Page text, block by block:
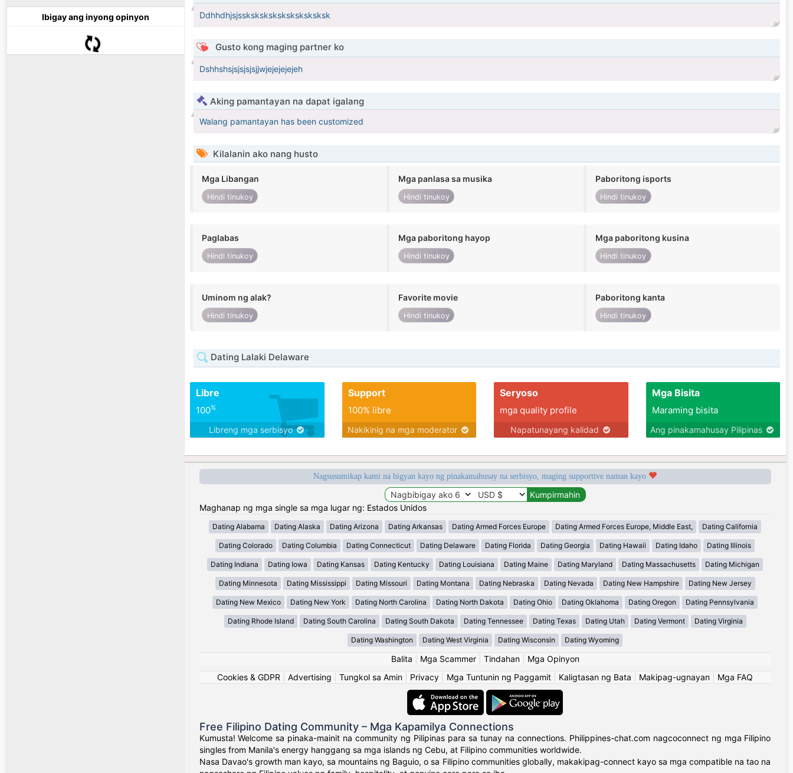
Ibigay ang inyong opinyon Ddhhdhjsjssksksksksksksksksksk
Gusto kong maging partner ko
Dshhshsjsjsjsjsjjwjejejejejeh
Aking pamantayan na dapat igalang
Walang pamantayan has been customized
Kilalanin ako nang husto
Mga Libangan
Hindi tinukoy
Mga panlasa sa musika
Hindi tinukoy
Paboritong isports
Hindi tinukoy
Paglabas
Hindi tinukoy
Mga paboritong hayop
Hindi tinukoy
Mga paboritong kusina
Hindi tinukoy
Uminom ng alak?
Hindi tinukoy
Favorite movie
Hindi tinukoy
Paboritong kanta
Hindi tinukoy
Dating Lalaki Delaware
Libre
100%
Libreng mga serbisyo
Support
100% libre
Nakikinig na mga moderator
Seryoso
mga quality profile
Napatunayang kalidad
Mga Bisita
Maraming bisita
Ang pinakamahusay Pilipinas
Nagsusumikap kami na bigyan kayo ng pinakamahusay na serbisyo, maging supportive naman kayo
Maghanap ng mga single sa mga lugar ng: Estados Unidos
Dating Alabama Dating Alaska Dating Arizona Dating Arkansas Dating Armed Forces Europe Dating Armed Forces Europe, Middle East, Dating California
Dating Colorado Dating Columbia Dating Connecticut Dating Delaware Dating Florida Dating Georgia Dating Hawaii Dating Idaho Dating Illinois
Dating Indiana Dating Iowa Dating Kansas Dating Kentucky Dating Louisiana Dating Maine Dating Maryland Dating Massachusetts Dating Michigan
Dating Minnesota Dating Mississippi Dating Missouri Dating Montana Dating Nebraska Dating Nevada Dating New Hampshire Dating New Jersey
Dating New Mexico Dating New York Dating North Carolina Dating North Dakota Dating Ohio Dating Oklahoma Dating Oregon Dating Pennsylvania
Dating Rhode Island Dating South Carolina Dating South Dakota Dating Tennessee Dating Texas Dating Utah Dating Vermont Dating Virginia
Dating Washington Dating West Virginia Dating Wisconsin Dating Wyoming
Balita Mga Scammer| Tindahan| Mga Opinyon
Cookies & GDPR
Advertising Tungkol sa Amin Privacy Mga Tuntunin ng Paggamit Kaligtasan ng Bata Makipag-ugnayan Mga FAQ
Free Filipino Dating Community – Mga Kapamilya Connections
Kumusta! Welcome sa pinaka-mainit na community ng Pilipinas para sa tunay na connections. Philippines-chat.com nagcoconnect ng mga Filipino
singles from Manila's energy hanggang sa mga islands ng Cebu, at Filipino communities worldwide.
Nasa Davao's growth man kayo, sa mountains ng Baguio, o sa Filipino communities globally, makakipag-connect kayo sa mga compatible na tao na